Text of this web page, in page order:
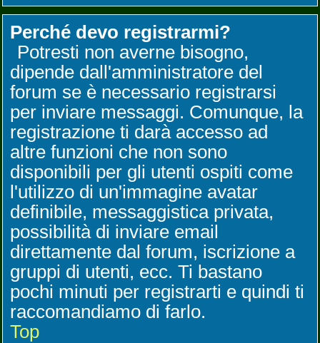
Perché devo registrarmi?
Potresti non averne bisogno,
dipende dall'amministratore del
forum se è necessario registrarsi
per inviare messaggi. Comunque, la
registrazione ti darà accesso ad
altre funzioni che non sono
disponibili per gli utenti ospiti come
l'utilizzo di un'immagine avatar
definibile, messaggistica privata,
possibilità di inviare email
direttamente dal forum, iscrizione a
gruppi di utenti, ecc. Ti bastano
pochi minuti per registrarti e quindi ti
raccomandiamo di farlo.
Top